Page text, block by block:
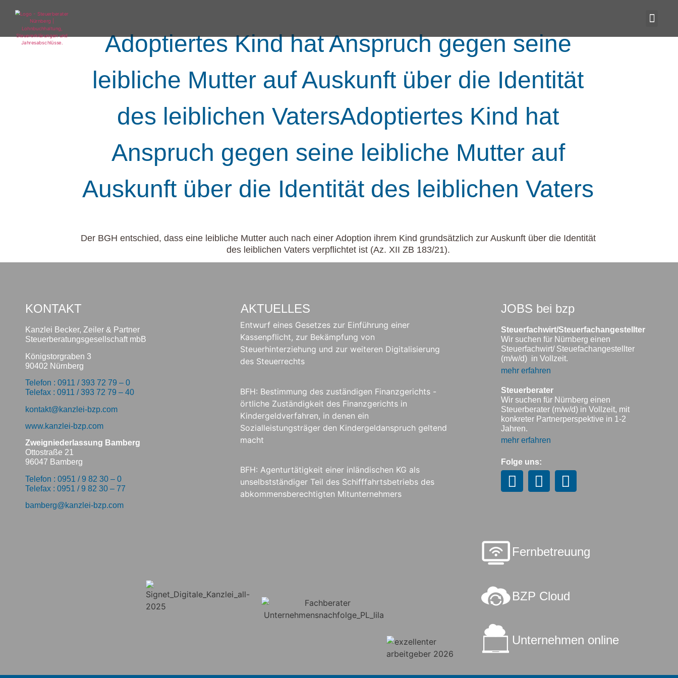
Adoptiertes Kind hat Anspruch gegen seine
leibliche Mutter auf Auskunft über die Identität
des leiblichen VatersAdoptiertes Kind hat
Anspruch gegen seine leibliche Mutter auf
Auskunft über die Identität des leiblichen Vaters
Der BGH entschied, dass eine leibliche Mutter auch nach einer Adoption ihrem Kind grundsätzlich zur Auskunft über die Identität
des leiblichen Vaters verpflichtet ist (Az. XII ZB 183/21).
KONTAKT
Kanzlei Becker, Zeiler & Partner
Steuerberatungsgesellschaft mbB
Königstorgraben 3
90402 Nürnberg
Telefon : 0911 / 393 72 79 – 0
Telefax : 0911 / 393 72 79 – 40
kontakt@kanzlei-bzp.com
www.kanzlei-bzp.com
Zweigniederlassung Bamberg
Ottostraße 21
96047 Bamberg
Telefon : 0951 / 9 82 30 – 0
Telefax : 0951 / 9 82 30 – 77
bamberg@kanzlei-bzp.com
AKTUELLES
Entwurf eines Gesetzes zur Einführung einer
Kassenpflicht, zur Bekämpfung von
Steuerhinterziehung und zur weiteren Digitalisierung
des Steuerrechts
BFH: Bestimmung des zuständigen Finanzgerichts -
örtliche Zuständigkeit des Finanzgerichts in
Kindergeldverfahren, in denen ein
Sozialleistungsträger den Kindergeldanspruch geltend
macht
BFH: Agenturtätigkeit einer inländischen KG als
unselbstständiger Teil des Schifffahrtsbetriebs des
abkommensberechtigten Mitunternehmers
JOBS bei bzp
Steuerfachwirt/Steuerfachangestellter
Wir suchen für Nürnberg einen
Steuerfachwirt/ Steuefachangestellter
(m/w/d) in Vollzeit.
mehr erfahren
Steuerberater
Wir suchen für Nürnberg einen
Steuerberater (m/w/d) in Vollzeit, mit
konkreter Partnerperspektive in 1-2
Jahren.
mehr erfahren
Folge uns:
Fernbetreuung
BZP Cloud
Unternehmen online